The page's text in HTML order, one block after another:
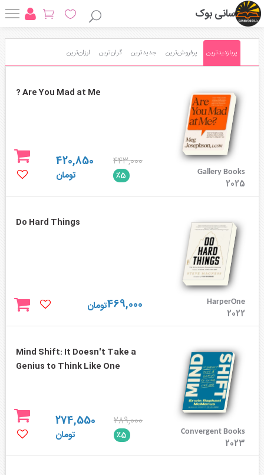
سانی بوک
پربازدیدترین پرفروش‌ترین جدیدترین گران‌ترین ارزان‌ترین
Are You Mad at Me ?
Gallery Books
2025
443,000
٪5
420,850
تومان
Do Hard Things
HarperOne
2022
469,000تومان
Mind Shift: It Doesn't Take a
Genius to Think Like One
Convergent Books
2023
289,000
٪5
274,550
تومان